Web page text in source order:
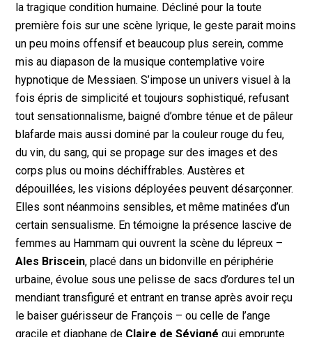
la tragique condition humaine. Décliné pour la toute
première fois sur une scène lyrique, le geste parait moins
un peu moins offensif et beaucoup plus serein, comme
mis au diapason de la musique contemplative voire
hypnotique de Messiaen. S’impose un univers visuel à la
fois épris de simplicité et toujours sophistiqué, refusant
tout sensationnalisme, baigné d’ombre ténue et de pâleur
blafarde mais aussi dominé par la couleur rouge du feu,
du vin, du sang, qui se propage sur des images et des
corps plus ou moins déchiffrables. Austères et
dépouillées, les visions déployées peuvent désarçonner.
Elles sont néanmoins sensibles, et même matinées d’un
certain sensualisme. En témoigne la présence lascive de
femmes au Hammam qui ouvrent la scène du lépreux –
Ales Briscein, placé dans un bidonville en périphérie
urbaine, évolue sous une pelisse de sacs d’ordures tel un
mendiant transfiguré et entrant en transe après avoir reçu
le baiser guérisseur de François – ou celle de l’ange
gracile et diaphane de Claire de Sévigné quiemprunte